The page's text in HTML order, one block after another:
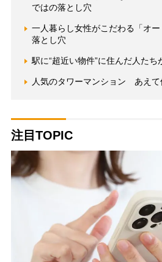
ではの落とし穴
一人暮らし女性がこだわる「オ
落とし穴
駅に“超近い物件”に住んだ人た
人気のタワーマンション あえて
注目TOPIC